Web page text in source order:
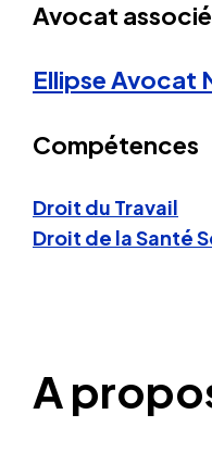
Avocat
Ellipse Avocat
Compétences
Droit du Travail
Droit de la Santé
A